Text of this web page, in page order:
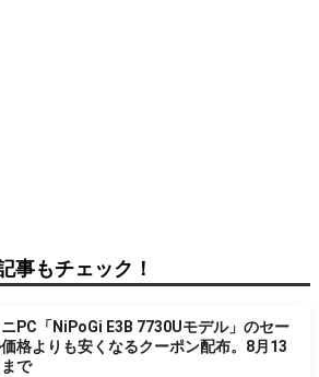
事もチェック！
ニPC「NiPoGi E3B 7730Uモデル」のセー
格よりも安くなるクーポン配布。8月13
まで